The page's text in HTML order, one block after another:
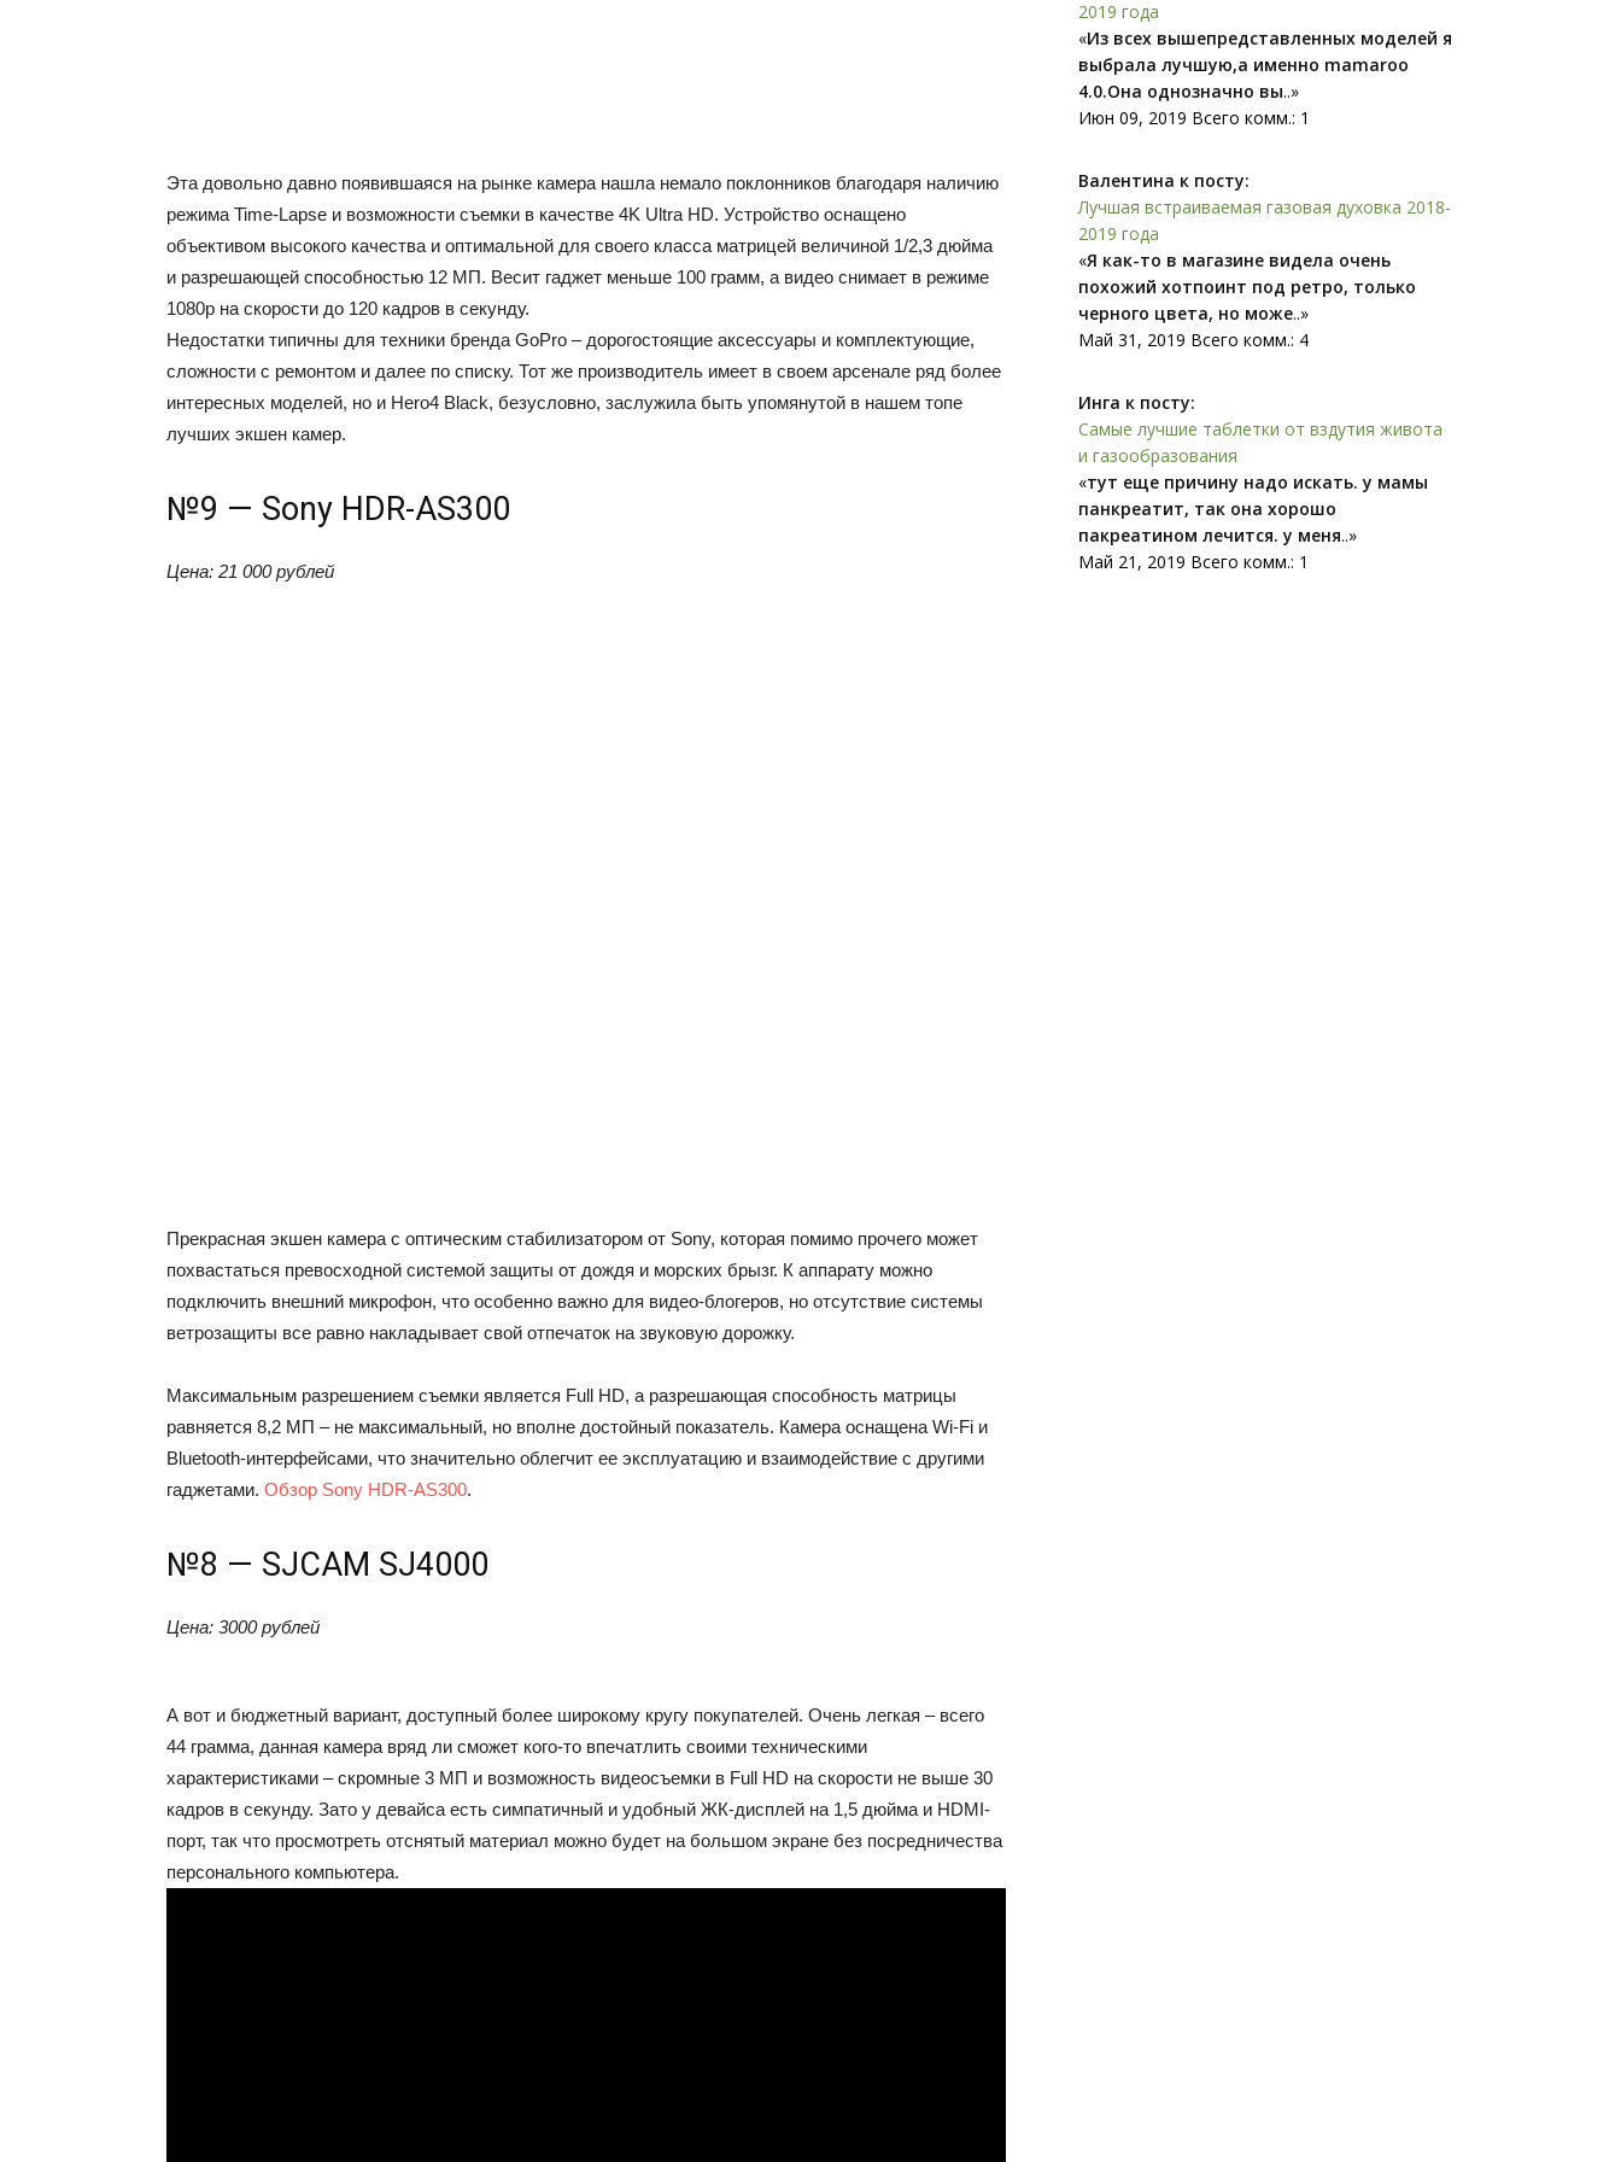
Эта довольно давно появившаяся на рынке камера нашла немало поклонников благодаря наличию
режима Time-Lapse и возможности съемки в качестве 4K Ultra HD. Устройство оснащено
объективом высокого качества и оптимальной для своего класса матрицей величиной 1/2,3 дюйма
и разрешающей способностью 12 МП. Весит гаджет меньше 100 грамм, а видео снимает в режиме
1080p на скорости до 120 кадров в секунду.
Недостатки типичны для техники бренда GoPro – дорогостоящие аксессуары и комплектующие,
сложности с ремонтом и далее по списку. Тот же производитель имеет в своем арсенале ряд более
интересных моделей, но и Hero4 Black, безусловно, заслужила быть упомянутой в нашем топе
лучших экшен камер.
№9 — Sony HDR-AS300
Цена: 21 000 рублей
Прекрасная экшен камера с оптическим стабилизатором от Sony, которая помимо прочего может
похвастаться превосходной системой защиты от дождя и морских брызг. К аппарату можно
подключить внешний микрофон, что особенно важно для видео-блогеров, но отсутствие системы
ветрозащиты все равно накладывает свой отпечаток на звуковую дорожку.
Максимальным разрешением съемки является Full HD, а разрешающая способность матрицы
равняется 8,2 МП – не максимальный, но вполне достойный показатель. Камера оснащена Wi-Fi и
Bluetooth-интерфейсами, что значительно облегчит ее эксплуатацию и взаимодействие с другими
гаджетами. Обзор Sony HDR-AS300.
№8 — SJCAM SJ4000
Цена: 3000 рублей
А вот и бюджетный вариант, доступный более широкому кругу покупателей. Очень легкая – всего
44 грамма, данная камера вряд ли сможет кого-то впечатлить своими техническими
характеристиками – скромные 3 МП и возможность видеосъемки в Full HD на скорости не выше 30
кадров в секунду. Зато у девайса есть симпатичный и удобный ЖК-дисплей на 1,5 дюйма и HDMI-
порт, так что просмотреть отснятый материал можно будет на большом экране без посредничества
персонального компьютера.
2019 года
«Из всех вышепредставленных моделей я
выбрала лучшую,а именно mamaroo
4.0.Она однозначно вы..»
Июн 09, 2019 Всего комм.: 1
Валентина к посту:
Лучшая встраиваемая газовая духовка 2018-
2019 года
«Я как-то в магазине видела очень
похожий xoтпоинт под ретро, только
черного цвета, но може..»
Май 31, 2019 Всего комм.: 4
Инга к посту:
Самые лучшие таблетки от вздутия живота
и газообразования
«тут еще причину надо искать. у мамы
панкреатит, так она хорошо
пакреатином лечится. у меня..»
Май 21, 2019 Всего комм.: 1